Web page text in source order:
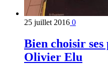
25 juillet 2016 0
Bien choisir ses
Olivier Elu